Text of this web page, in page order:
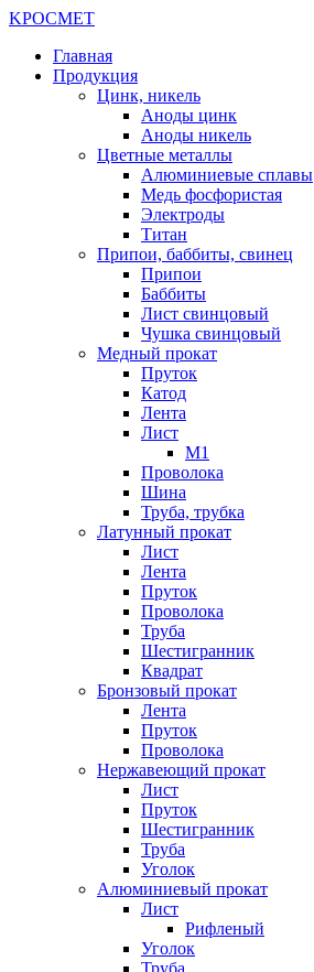
KРОСМЕТ
Главная
Продукция
Цинк, никель
Аноды цинк
Аноды никель
Цветные металлы
Алюминиевые сплавы
Медь фосфористая
Электроды
Титан
Припои, баббиты, свинец
Припои
Баббиты
Лист свинцовый
Чушка свинцовый
Медный прокат
Пруток
Катод
Лента
Лист
М1
Проволока
Шина
Труба, трубка
Латунный прокат
Лист
Лента
Пруток
Проволока
Труба
Шестигранник
Квадрат
Бронзовый прокат
Лента
Пруток
Проволока
Нержавеющий прокат
Лист
Пруток
Шестигранник
Труба
Уголок
Алюминиевый прокат
Лист
Рифленый
Уголок
Труба